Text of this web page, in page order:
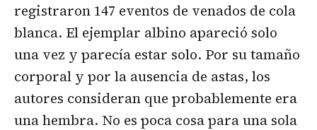
registraron 147 eventos de venados de cola
blanca. El ejemplar albino apareció solo
una vez y parecía estar solo. Por su tamaño
corporal y por la ausencia de astas, los
autores consideran que probablemente era
una hembra. No es poca cosa para una sola